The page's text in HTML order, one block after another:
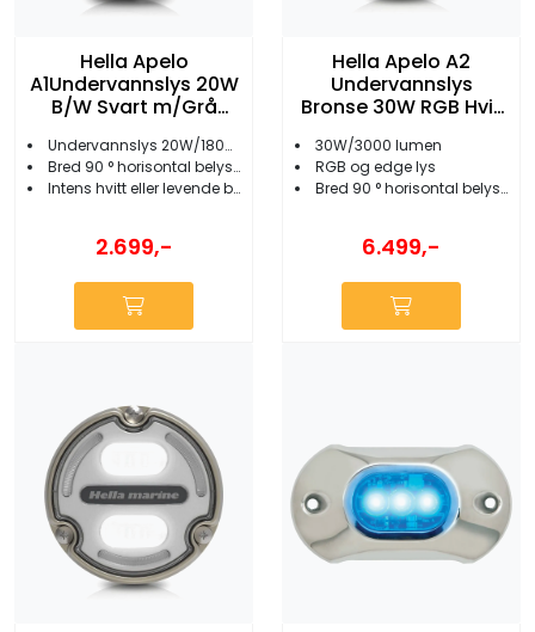
Hella Apelo
A1Undervannslys 20W
B/W Svart m/Grå
Undervannslys 20W/1800 lumen
Bred 90 ° horisontal belysning
Intens hvitt eller levende blått lys
2.699,-
Hella Apelo A2
Undervannslys
Bronse 30W RGB Hvit
30W/3000 lumen
RGB og edge lys
Bred 90 ° horisontal belysning
6.499,-